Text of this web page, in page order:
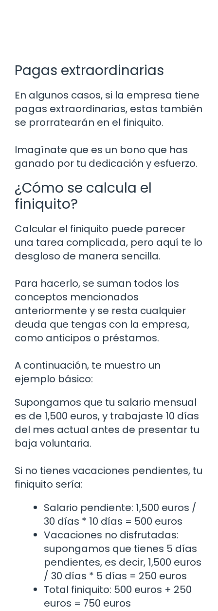
Pagas extraordinarias
En algunos casos, si la empresa tiene
pagas extraordinarias, estas también
se prorratearán en el finiquito.
Imagínate que es un bono que has
ganado por tu dedicación y esfuerzo.
¿Cómo se calcula el
finiquito?
Calcular el finiquito puede parecer
una tarea complicada, pero aquí te lo
desgloso de manera sencilla.
Para hacerlo, se suman todos los
conceptos mencionados
anteriormente y se resta cualquier
deuda que tengas con la empresa,
como anticipos o préstamos.
A continuación, te muestro un
ejemplo básico:
Supongamos que tu salario mensual
es de 1,500 euros, y trabajaste 10 días
del mes actual antes de presentar tu
baja voluntaria.
Si no tienes vacaciones pendientes, tu
finiquito sería:
Salario pendiente: 1,500 euros /
30 días * 10 días = 500 euros
Vacaciones no disfrutadas:
supongamos que tienes 5 días
pendientes, es decir, 1,500 euros
/ 30 días * 5 días = 250 euros
Total finiquito: 500 euros + 250
euros = 750 euros